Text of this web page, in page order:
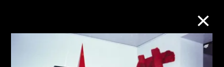
M+藏品